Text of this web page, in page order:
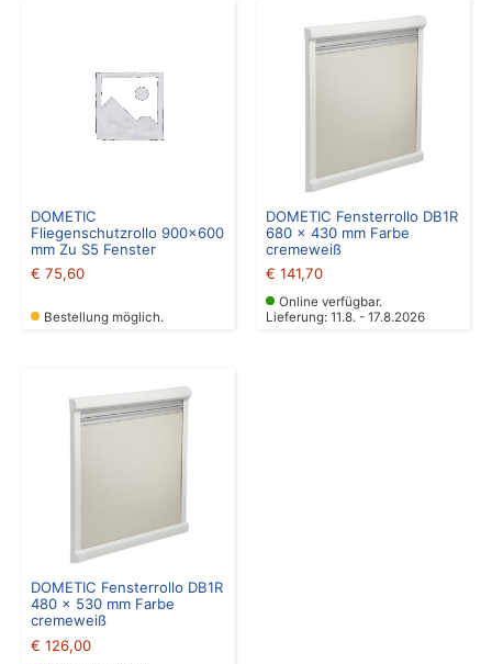
DOMETIC
Fliegenschutzrollo 900×600
mm Zu S5 Fenster
€ 75,60
Bestellung möglich.
DOMETIC Fensterrollo DB1R
680 x 430 mm Farbe
cremeweiß
€ 141,70
Online verfügbar.
Lieferung: 11.8. - 17.8.2026
DOMETIC Fensterrollo DB1R
480 x 530 mm Farbe
cremeweiß
€ 126,00